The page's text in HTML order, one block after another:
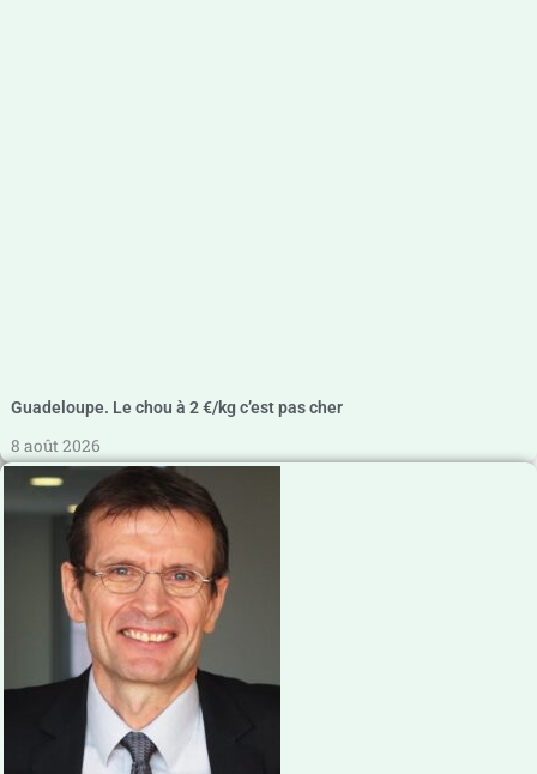
Guadeloupe. Le chou à 2 €/kg c’est pas cher
8 août 2026